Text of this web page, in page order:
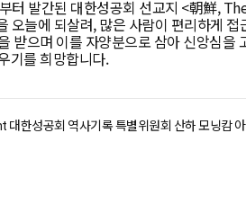
터 발간된 대한성공회 선교지 <朝鮮,
오늘에 되살려, 많은 사람이 편리하게 접
받으며 이를 자양분으로 삼아 신앙심을
기를 희망합니다.
대한성공회 역사기록 특별위원회 산하 모닝캄